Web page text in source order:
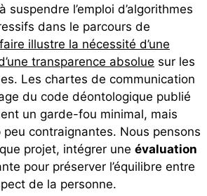
suspendre l’emploi d’algorithmes
dans le parcours de
illustre la nécessité d’une
transparence absolue sur les
Les chartes de communication
du code déontologique publié
un garde-fou minimal, mais
contraignantes. Nous pensons
projet, intégrer une évaluation
pour préserver l’équilibre entre
de la personne.